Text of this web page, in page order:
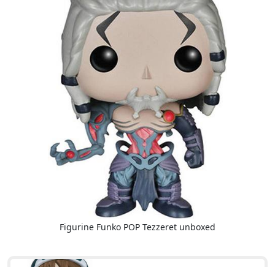
Figurine Funko POP Tezzeret unboxed